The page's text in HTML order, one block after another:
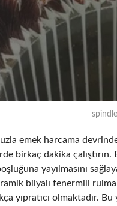
emek harcama
birkaç dakika çalıştırın.
yayılmasını
bilyalı fenermili
yıpratıcı olmaktadır. Bu